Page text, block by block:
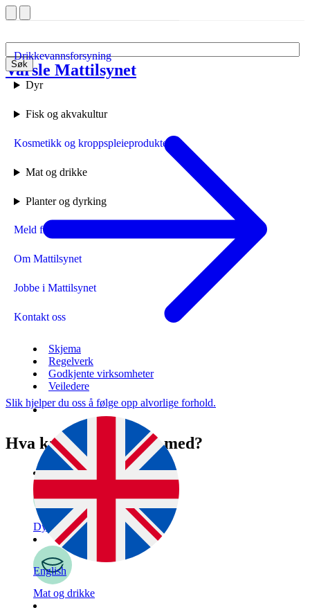
Søk
Drikkevannsforsyning
Dyr
Fisk og akvakultur
Kosmetikk og kroppspleieprodukter
Mat og drikke
Planter og dyrking
Meld fra til Mattilsynet
Om Mattilsynet
Jobbe i Mattilsynet
Kontakt oss
Skjema
Regelverk
Godkjente virksomheter
Veiledere
English
Forside
Varsle Mattilsynet
Slik hjelper du oss å følge opp alvorlige forhold.
Hva kan vi hjelpe deg med?
Dyr
Mat og drikke